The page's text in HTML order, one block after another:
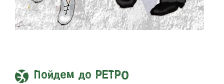
Пойдем до РЕТРО